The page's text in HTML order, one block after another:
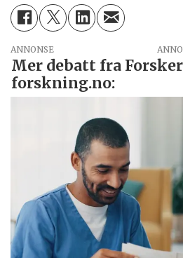
ANNONSE
Mer debatt fra
forskning.no: